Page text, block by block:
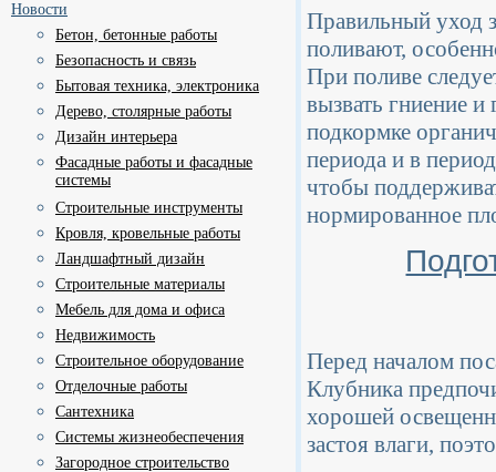
Новости
Бетон, бетонные работы
Безопасность и связь
Бытовая техника, электроника
Дерево, столярные работы
Дизайн интерьера
Фасадные работы и фасадные
системы
Строительные инструменты
Кровля, кровельные работы
Ландшафтный дизайн
Строительные материалы
Мебель для дома и офиса
Недвижимость
Строительное оборудование
Отделочные работы
Сантехника
Системы жизнеобеспечения
Загородное строительство
Правильный уход
поливают,
При поливе
вызвать гниение
подкормке
периода и в
чтобы
нормированное
Перед началом
Клубника
хорошей
застоя влаги,